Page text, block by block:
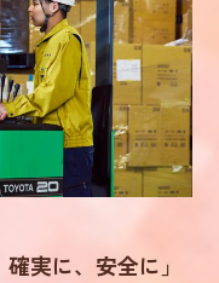
実に、安全に」